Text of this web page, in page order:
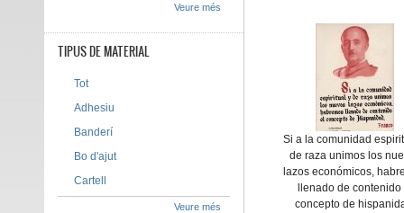
Si a la comunidad
de raza unimos los
lazos económicos,
llenado de contenido
concepto de
Veure més
TIPUS DE MATERIAL
Tot
Adhesiu
Banderí
Bo d'ajut
Cartell
Veure més